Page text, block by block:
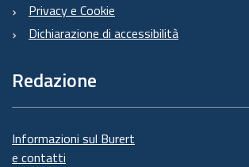
Privacy e Cookie
Dichiarazione di accessibilità
Redazione
Informazioni sul Burert
e contatti